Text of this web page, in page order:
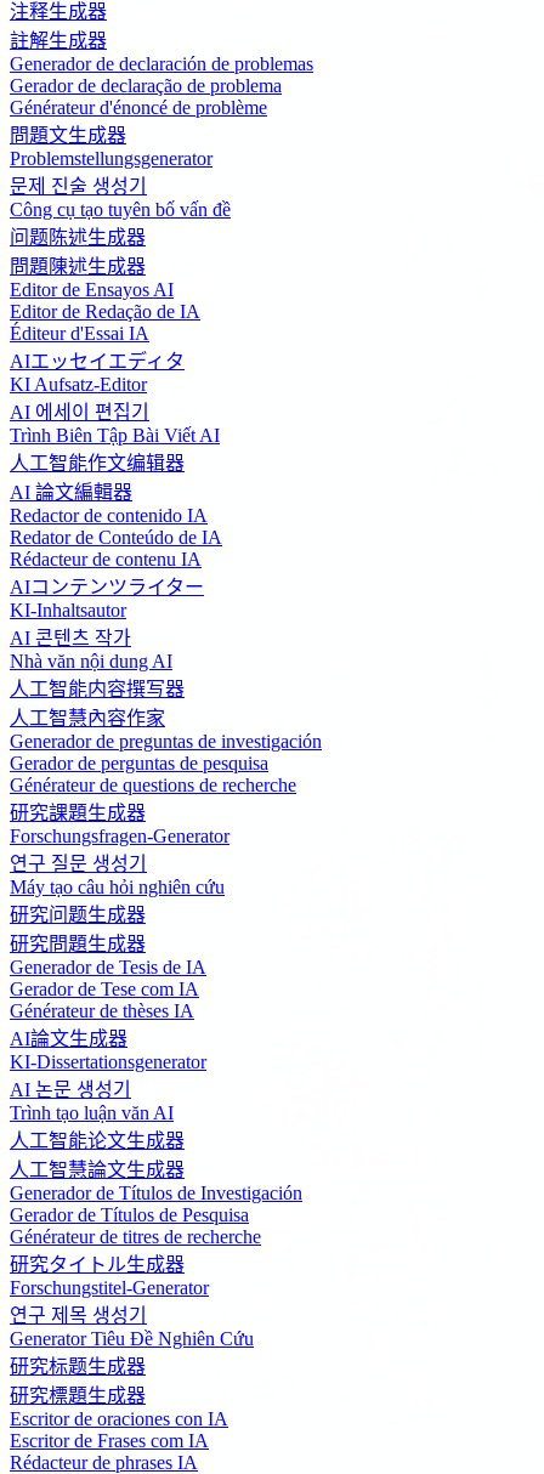
注释生成器
註解生成器
Generador de declaración de problemas
Gerador de declaração de problema
Générateur d'énoncé de problème
問題文生成器
Problemstellungsgenerator
문제 진술 생성기
Công cụ tạo tuyên bố vấn đề
问题陈述生成器
問題陳述生成器
Editor de Ensayos AI
Editor de Redação de IA
Éditeur d'Essai IA
AIエッセイエディタ
KI Aufsatz-Editor
AI 에세이 편집기
Trình Biên Tập Bài Viết AI
人工智能作文编辑器
AI 論文編輯器
Redactor de contenido IA
Redator de Conteúdo de IA
Rédacteur de contenu IA
AIコンテンツライター
KI-Inhaltsautor
AI 콘텐츠 작가
Nhà văn nội dung AI
人工智能内容撰写器
人工智慧內容作家
Generador de preguntas de investigación
Gerador de perguntas de pesquisa
Générateur de questions de recherche
研究課題生成器
Forschungsfragen-Generator
연구 질문 생성기
Máy tạo câu hỏi nghiên cứu
研究问题生成器
研究問題生成器
Generador de Tesis de IA
Gerador de Tese com IA
Générateur de thèses IA
AI論文生成器
KI-Dissertationsgenerator
AI 논문 생성기
Trình tạo luận văn AI
人工智能论文生成器
人工智慧論文生成器
Generador de Títulos de Investigación
Gerador de Títulos de Pesquisa
Générateur de titres de recherche
研究タイトル生成器
Forschungstitel-Generator
연구 제목 생성기
Generator Tiêu Đề Nghiên Cứu
研究标题生成器
研究標題生成器
Escritor de oraciones con IA
Escritor de Frases com IA
Rédacteur de phrases IA